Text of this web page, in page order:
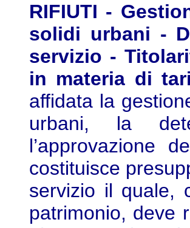
RIFIUTI -
solidi urbani -
servizio -
in materia di
affidata la
urbani, la
l’approvazione
costituisce
servizio il quale,
patrimonio, deve